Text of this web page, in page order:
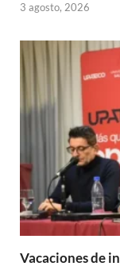
3 agosto, 2026
Vacaciones de